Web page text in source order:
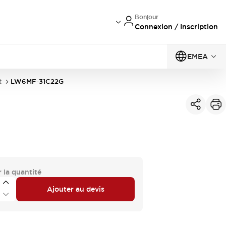
Bonjour
Connexion / Inscription
EMEA
LW6MF-31C22G
la quantité
Ajouter au devis